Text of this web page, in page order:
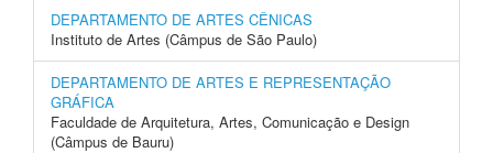
DEPARTAMENTO DE ARTES CÊNICAS
Instituto de Artes (Câmpus de São Paulo)
DEPARTAMENTO DE ARTES E REPRESENTAÇÃO
GRÁFICA
Faculdade de Arquitetura, Artes, Comunicação e Design
(Câmpus de Bauru)